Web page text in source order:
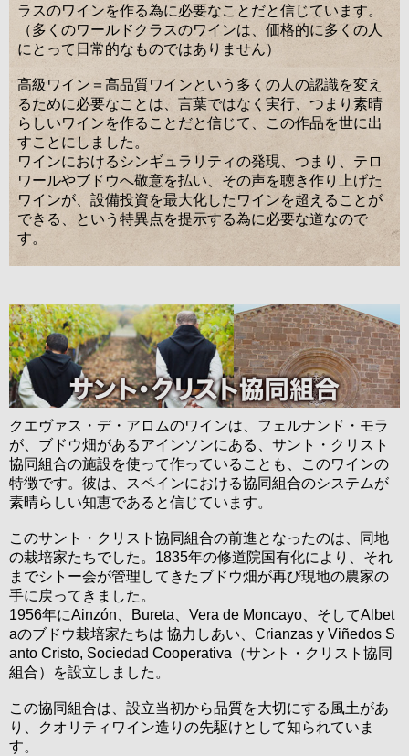
ラスのワインを作る為に必要なことだと信じています。
（多くのワールドクラスのワインは、価格的に多くの人
にとって日常的なものではありません）
高級ワイン＝高品質ワインという多くの人の認識を変え
るために必要なことは、言葉ではなく実行、つまり素晴
らしいワインを作ることだと信じて、この作品を世に出
すことにしました。
ワインにおけるシンギュラリティの発現、つまり、テロ
ワールやブドウへ敬意を払い、その声を聴き作り上げた
ワインが、設備投資を最大化したワインを超えることが
できる、という特異点を提示する為に必要な道なので
す。
クエヴァス・デ・アロムのワインは、フェルナンド・モラ
が、ブドウ畑があるアインソンにある、サント・クリスト
協同組合の施設を使って作っていることも、このワインの
特徴です。彼は、スペインにおける協同組合のシステムが
素晴らしい知恵であると信じています。
このサント・クリスト協同組合の前進となったのは、同地
の栽培家たちでした。1835年の修道院国有化により、それ
までシトー会が管理してきたブドウ畑が再び現地の農家の
手に戻ってきました。
1956年にAinzón、Bureta、Vera de Moncayo、そしてAlbet
aのブドウ栽培家たちは 協力しあい、Crianzas y Viñedos S
anto Cristo, Sociedad Cooperativa（サント・クリスト協同
組合）を設立しました。
この協同組合は、設立当初から品質を大切にする風土があ
り、クオリティワイン造りの先駆けとして知られていま
す。